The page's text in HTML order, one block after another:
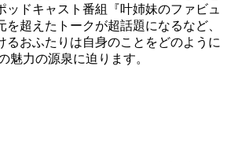
ッドキャスト番組『叶姉妹のファビュ
を超えたトークが超話題になるなど、
るおふたりは自身のことをどのように
魅力の源泉に迫ります。